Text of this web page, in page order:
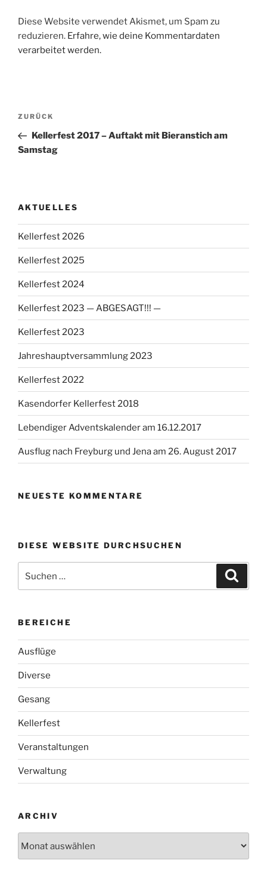
Diese Website verwendet Akismet, um Spam zu
reduzieren. Erfahre, wie deine Kommentardaten
verarbeitet werden.
Beitragsnavigation
Vorheriger
Beitrag
ZURÜCK
Kellerfest 2017 – Auftakt mit Bieranstich am
Samstag
AKTUELLES
Kellerfest 2026
Kellerfest 2025
Kellerfest 2024
Kellerfest 2023 — ABGESAGT!!! —
Kellerfest 2023
Jahreshauptversammlung 2023
Kellerfest 2022
Kasendorfer Kellerfest 2018
Lebendiger Adventskalender am 16.12.2017
Ausflug nach Freyburg und Jena am 26. August 2017
NEUESTE KOMMENTARE
DIESE WEBSITE DURCHSUCHEN
nach:
BEREICHE
Ausflüge
Diverse
Gesang
Kellerfest
Veranstaltungen
Verwaltung
ARCHIV